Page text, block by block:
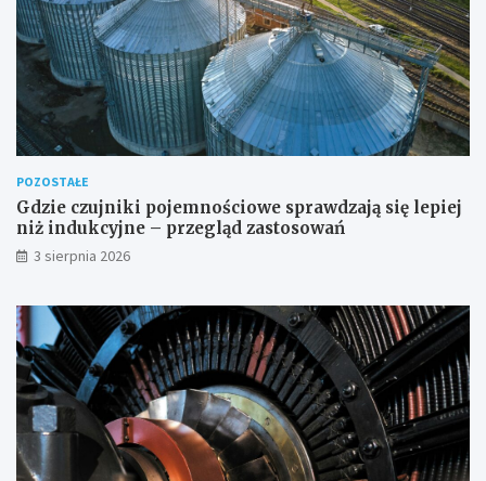
POZOSTAŁE
Gdzie czujniki pojemnościowe sprawdzają się lepiej
niż indukcyjne – przegląd zastosowań
3 sierpnia 2026